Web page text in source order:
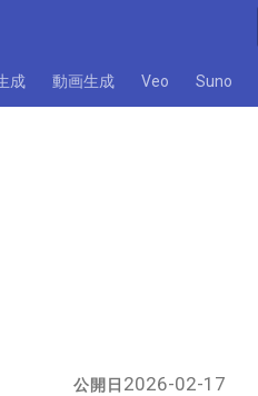
成 動画生成 Veo Suno
公開日 2026-02-17